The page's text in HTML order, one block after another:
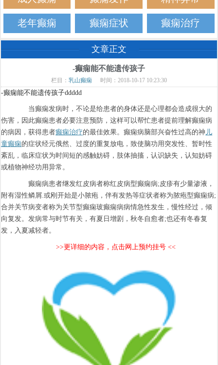
老年癫痫 癫痫症状 癫痫治疗
文章正文
-癫痫能不能遗传孩子
栏目： 乳山癫痫 时间：2018-10-17 10:23:30
-癫痫能不能遗传孩子ddddd
当癫痫发病时，不论是给患者的身体还是心理都会造成很大的
伤害，因此癫痫患者必要注意预防，这样可以帮忙患者提前理解癫痫病
的病因，获得患者癫痫治疗的最佳效果。癫痫病脑部兴奋性过高的神 儿
童癫痫的症状经元俄然、过度的重复放电，致使脑功用突发性、暂时性
紊乱，临床症状为时间短的感触妨碍，肢体抽搐，认识缺失，认知妨碍
或植物神经功用异常。
癫痫病患者继发红皮病者称红皮病型癫痫病;皮疹有少量渗液，
附有湿性鳞屑.或刚开始是小脓疱，伴有发热等症状者称为脓疱型癫痫病;
合并关节病变者称为关节型癫痫玻癫痫病病情急性发生，慢性经过，倾
向复发。发病常与时节有关，有夏日增剧，秋冬自愈者;也还有冬春复
发，入夏减轻者。
>>更详细的内容，点击网上预约挂号 <<